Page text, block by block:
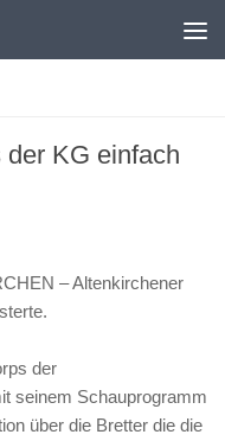
KG einfach
– Altenkirchener
der
seinem Schauprogramm
über die Bretter die die